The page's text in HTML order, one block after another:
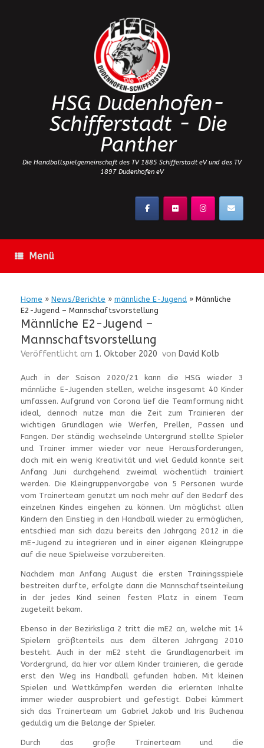
HSG Dudenhofen-
Schifferstadt - Die
Panther
Die Handballspielgemeinschaft des TV 1885 Schifferstadt eV und des TV
1897 Dudenhofen eV
Menü
Home » News/Berichte » männliche E-Jugend » Männliche
E2-Jugend – Mannschaftsvorstellung
Männliche E2-Jugend –
Mannschaftsvorstellung
Veröffentlicht am 1. Oktober 2020 von David Kolb
Auch in der Saison 2020/21 kann die HSG wieder 3
männliche E-Jugenden stellen, welche insgesamt 40 Kinder
umfassen. Aufgrund von Corona lief die Teamformung nicht
ideal, dennoch nutze man die Zeit zum Trainieren der
wichtigen Grundlagen wie Werfen, Prellen, Passen und
Fangen. Der ständig wechselnde Untergrund stellte Spieler
und Trainer immer wieder vor neue Herausforderungen,
doch mit ein wenig Kreativität und viel Geduld konnte seit
Anfang Juni durchgehend zweimal wöchentlich trainiert
werden. Die Kleingruppenvorgabe von 5 Personen wurde
vom Trainerteam genutzt um noch mehr auf den Bedarf des
einzelnen Kindes eingehen zu können. Um möglichst allen
Kindern den Einstieg in den Handball wieder zu ermöglichen,
entschied man sich dazu bereits den Jahrgang 2012 in die
mE-Jugend zu integrieren und in einer eigenen Kleingruppe
auf die neue Spielweise vorzubereiten.
Nachdem man Anfang August die ersten Trainingsspiele
bestreiten durfte, erfolgte dann die Mannschaftseinteilung
in der jedes Kind seinen festen Platz in einem Team
zugeteilt bekam.
Ebenso in der Bezirksliga 2 tritt die mE2 an, welche mit 14
Spielern größtenteils aus dem älteren Jahrgang 2010
besteht. Auch in der mE2 steht die Grundlagenarbeit im
Vordergrund, da hier vor allem Kinder trainieren, die gerade
erst den Weg ins Handball gefunden haben. Mit kleinen
Spielen und Wettkämpfen werden die erlernten Inhalte
immer wieder ausprobiert und gefestigt. Dabei kümmert
sich das Trainerteam um Gabriel Jakob und Iris Buchenau
geduldig um die Belange der Spieler.
Durch das große Trainerteam und die